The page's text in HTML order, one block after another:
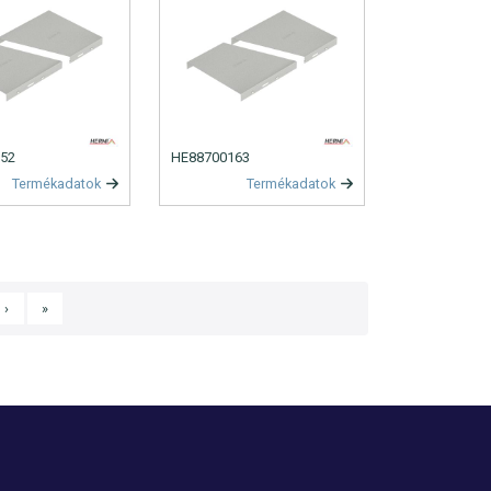
Termékadatok
HE88700163
Termékadatok
Következő oldal
› Utolsó oldal
»